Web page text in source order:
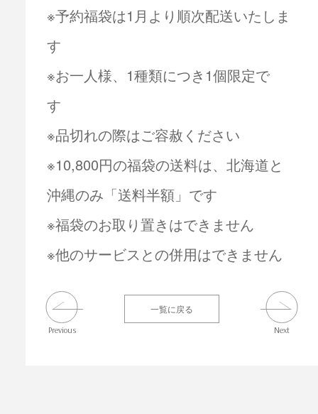
※予約福袋は1月より順次配送いたしま
す
※お一人様、1種類につき1個限定で
す
※品切れの際はご容赦ください
※10,800円の福袋の送料は、北海道と
沖縄のみ「送料半額」です
※福袋のお取り置きはできません
※他のサービスとの併用はできません
Previous
一覧に戻る
Next